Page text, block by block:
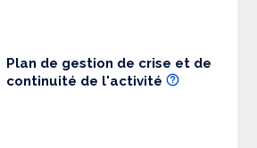
Plan de gestion de crise et de
continuité de l'activité